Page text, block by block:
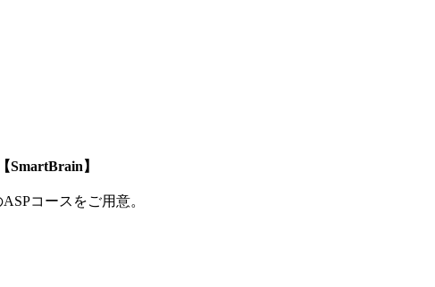
SmartBrain】
コースをご用意。